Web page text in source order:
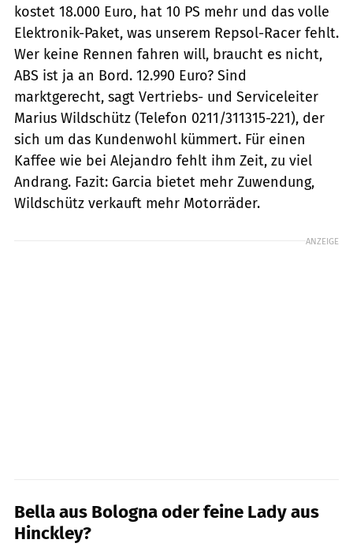
kostet 18.000 Euro, hat 10 PS mehr und das volle
Elektronik-Paket, was unserem Repsol-Racer fehlt.
Wer keine Rennen fahren will, braucht es nicht,
ABS ist ja an Bord. 12.990 Euro? Sind
marktgerecht, sagt Vertriebs- und Serviceleiter
Marius Wildschütz (Telefon 0211/311315-221), der
sich um das Kundenwohl kümmert. Für einen
Kaffee wie bei Alejandro fehlt ihm Zeit, zu viel
Andrang. Fazit: Garcia bietet mehr Zuwendung,
Wildschütz verkauft mehr Motorräder.
ANZEIGE
Bella aus Bologna oder feine Lady aus
Hinckley?